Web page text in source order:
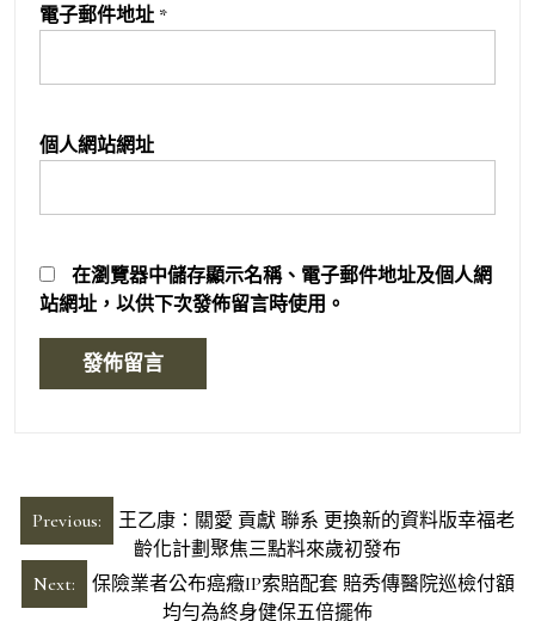
電子郵件地址 *
個人網站網址
在瀏覽器中儲存顯示名稱、電子郵件地址及個人網
站網址，以供下次發佈留言時使用。
文
章
導
Previous:
王乙康：關愛 貢獻 聯系 更換新的資料版幸福老
齡化計劃聚焦三點料來歲初發布
Next:
保險業者公布癌癥IP索賠配套 賠秀傳醫院巡檢付額
均勻為終身健保五倍擺佈